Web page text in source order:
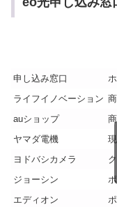
申し込み窓口
ライフイノベーション
auショップ
ヤマダ電機
ヨドバシカメラ
ジョーシン
エディオン